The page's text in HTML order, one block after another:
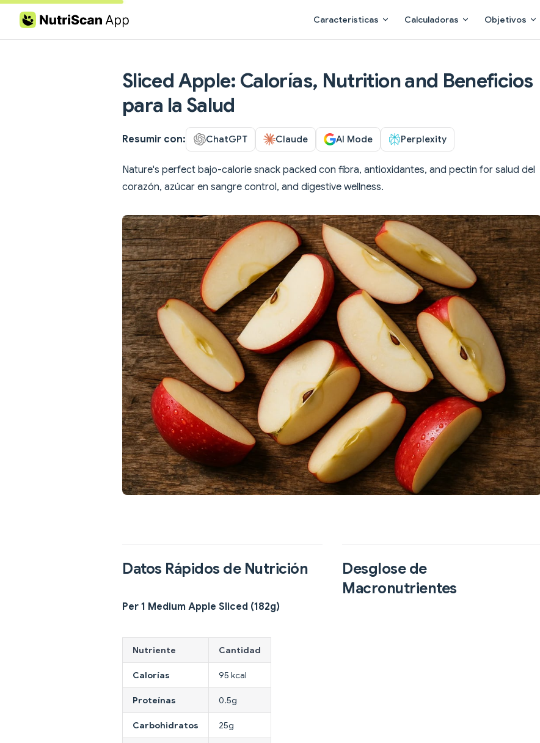
Skip to content Características Calculadoras Objetivos
Sliced Apple: Calorías, Nutrition and Beneficios
para la Salud
Resumir con: ChatGPT Claude AI Mode Perplexity
Nature's perfect bajo-calorie snack packed con fibra, antioxidantes, and pectin for salud del
corazón, azúcar en sangre control, and digestive wellness.
Datos Rápidos de Nutrición
Per 1 Medium Apple Sliced (182g)
Nutriente Cantidad
Calorías 95 kcal
Proteínas 0.5g
Carbohidratos 25g
Desglose de
Macronutrientes